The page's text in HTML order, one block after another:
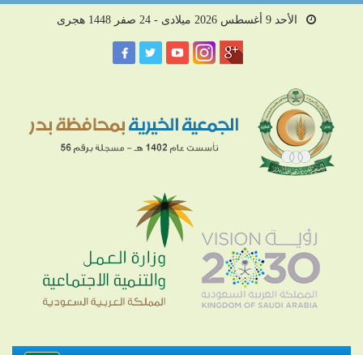
الأحد 9 أغسطس 2026 ميلادى - 24 صفر 1448 هجرى